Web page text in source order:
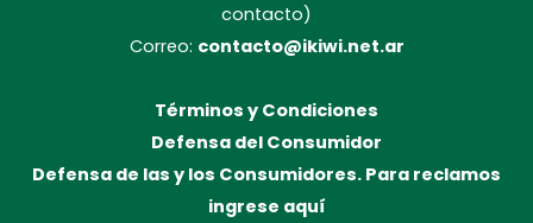
contacto)
Correo: contacto@ikiwi.net.ar
Términos y Condiciones
Defensa del Consumidor
Defensa de las y los Consumidores. Para reclamos
ingrese aquí